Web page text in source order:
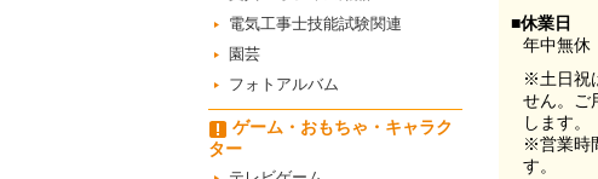
電気工事士技能試験関連
園芸
フォトアルバム
ゲーム・おもちゃ・キャラク
ター
■休業日
年中無休
※土日祝
せん。ご
します。
※営業時
す。